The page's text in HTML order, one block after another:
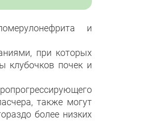
и
при которых
клубочков почек и
также могут
более низких